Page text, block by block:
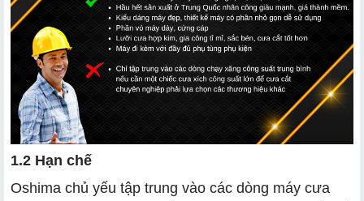
1.2 Hạn chế
Oshima chủ yếu tập trung vào các dòng máy cưa